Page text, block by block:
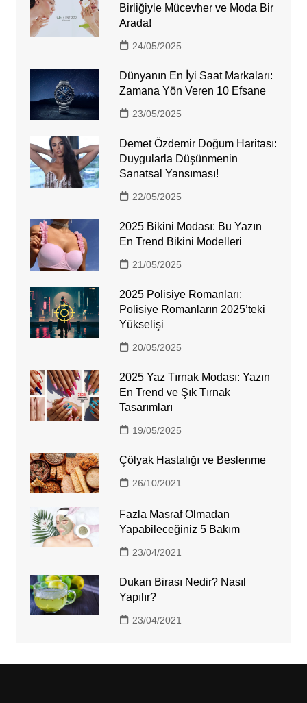
Birliğiyle Mücevher ve Moda Bir
Arada!
24/05/2025
Dünyanın En İyi Saat Markaları:
Zamana Yön Veren 10 Efsane
23/05/2025
Demet Özdemir Doğum Haritası:
Duygularla Düşünmenin
Sanatsal Yansıması!
22/05/2025
2025 Bikini Modası: Bu Yazın
En Trend Bikini Modelleri
21/05/2025
2025 Polisiye Romanları:
Polisiye Romanların 2025’teki
Yükselişi
20/05/2025
2025 Yaz Tırnak Modası: Yazın
En Trend ve Şık Tırnak
Tasarımları
19/05/2025
Çölyak Hastalığı ve Beslenme
26/10/2021
Fazla Masraf Olmadan
Yapabileceğiniz 5 Bakım
23/04/2021
Dukan Birası Nedir? Nasıl
Yapılır?
23/04/2021